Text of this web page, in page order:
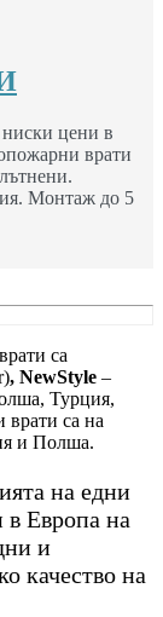
цени в
врати
Монтаж до 5
са
, NewStyle –
Турция,
врати са на
и Полша.
на едни
в Европа на
и
качество на